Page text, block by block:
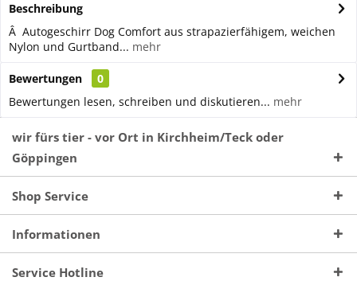
Beschreibung
Â Autogeschirr Dog Comfort aus strapazierfähigem, weichen
Nylon und Gurtband... mehr
Bewertungen
0
Bewertungen lesen, schreiben und diskutieren... mehr
wir fürs tier - vor Ort in Kirchheim/Teck oder
Göppingen
Shop Service
Informationen
Service Hotline